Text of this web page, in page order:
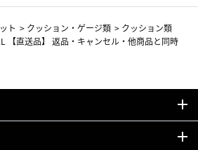
ト > クッション・ゲージ類 > クッション類
【直送品】 返品・キャンセル・他商品と同時